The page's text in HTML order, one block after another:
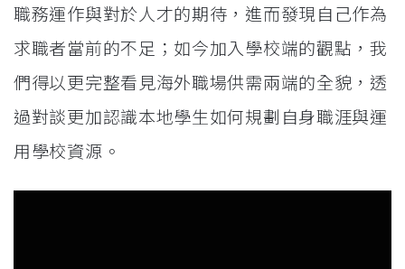
職務運作與對於人才的期待，進而發現自己作為
求職者當前的不足；如今加入學校端的觀點，我
們得以更完整看見海外職場供需兩端的全貌，透
過對談更加認識本地學生如何規劃自身職涯與運
用學校資源。